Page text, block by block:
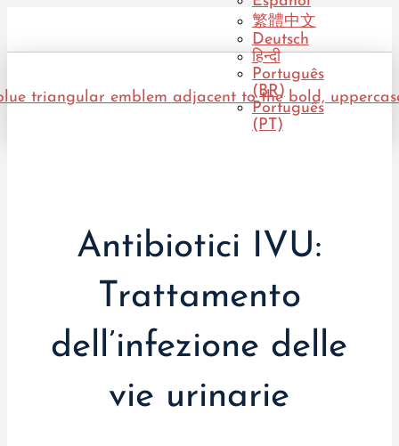
繁體中文
Deutsch
हिन्दी
Português
(BR)
Português
(PT)
Antibiotici IVU:
Trattamento
dell’infezione delle
vie urinarie